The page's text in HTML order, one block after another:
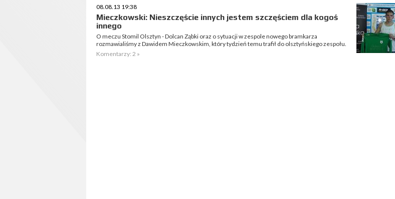
08.08.13 19:38
Mieczkowski: Nieszczęście innych jestem szczęściem dla kogoś
innego
O meczu Stomil Olsztyn - Dolcan Ząbki oraz o sytuacji w zespole nowego bramkarza
rozmawialiśmy z Dawidem Mieczkowskim, który tydzień temu trafił do olsztyńskiego zespołu.
Komentarzy: 2 »